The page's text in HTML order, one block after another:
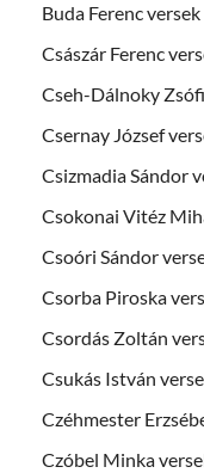
Buda Ferenc versek
Császár Ferenc
Cseh-Dálnoky
Csernay József
Csizmadia Sándor
Csokonai Vitéz
Csoóri Sándor
Csorba Piroska
Csordás Zoltán
Csukás István
Czéhmester
Czóbel Minka